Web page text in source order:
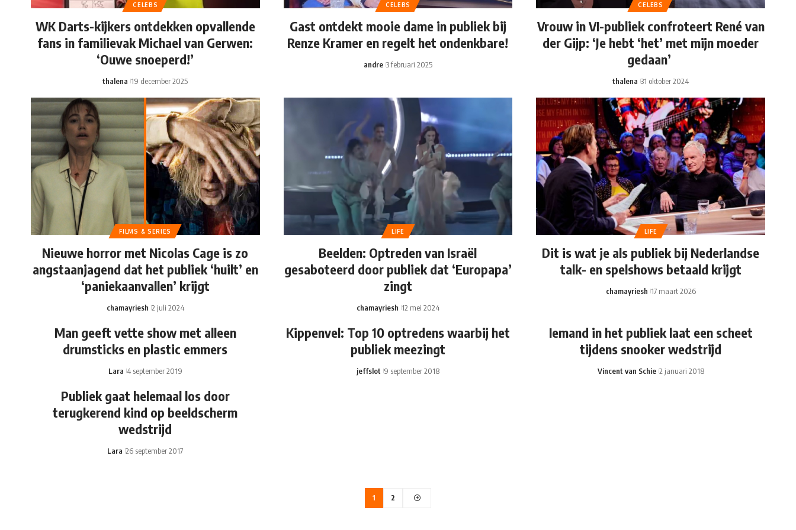
CELEBS
WK Darts-kijkers ontdekken opvallende
fans in familievak Michael van Gerwen:
‘Ouwe snoeperd!’
thalena 19 december 2025
CELEBS
Gast ontdekt mooie dame in publiek bij
Renze Kramer en regelt het ondenkbare!
andre 3 februari 2025
CELEBS
Vrouw in VI-publiek confroteert René van
der Gijp: ‘Je hebt ‘het’ met mijn moeder
gedaan’
thalena 31 oktober 2024
FILMS & SERIES
Nieuwe horror met Nicolas Cage is zo
angstaanjagend dat het publiek ‘huilt’ en
‘paniekaanvallen’ krijgt
chamayriesh 2 juli 2024
LIFE
Beelden: Optreden van Israël
gesaboteerd door publiek dat ‘Europapa’
zingt
chamayriesh 12 mei 2024
LIFE
Dit is wat je als publiek bij Nederlandse
talk- en spelshows betaald krijgt
chamayriesh 17 maart 2026
Man geeft vette show met alleen
drumsticks en plastic emmers
Lara 4 september 2019
Kippenvel: Top 10 optredens waarbij het
publiek meezingt
jeffslot 9 september 2018
Iemand in het publiek laat een scheet
tijdens snooker wedstrijd
Vincent van Schie 2 januari 2018
Publiek gaat helemaal los door
terugkerend kind op beeldscherm
wedstrijd
Lara 26 september 2017
1 2